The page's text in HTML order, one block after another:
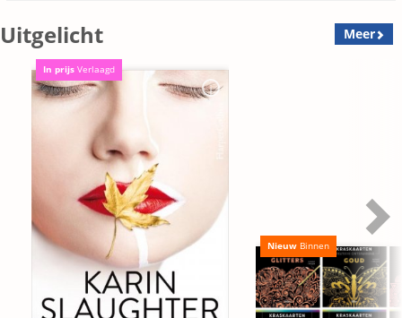
Uitgelicht Meer
In prijs Verlaagd
Nieuw Binnen